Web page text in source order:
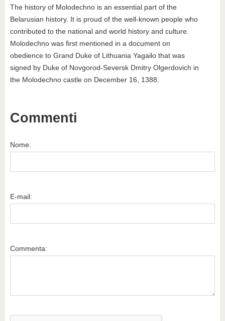
The history of Molodechno is an essential part of the
Belarusian history. It is proud of the well-known people who
contributed to the national and world history and culture.
Molodechno was first mentioned in a document on
obedience to Grand Duke of Lithuania Yagailo that was
signed by Duke of Novgorod-Seversk Dmitry Olgerdovich in
the Molodechno castle on December 16, 1388.
Commenti
Nome:
E-mail:
Commenta: